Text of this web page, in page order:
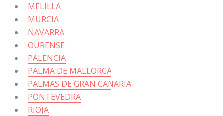
MELILLA
MURCIA
NAVARRA
OURENSE
PALENCIA
PALMA DE MALLORCA
PALMAS DE GRAN CANARIA
PONTEVEDRA
RIOJA